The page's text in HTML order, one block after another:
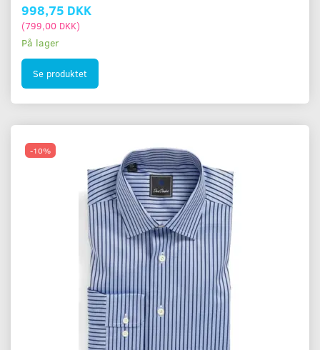
998,75 DKK
(799,00 DKK)
På lager
Se produktet
-10%